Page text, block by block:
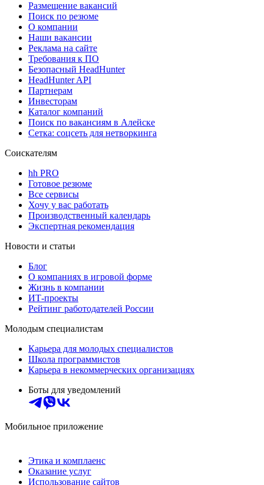
Размещение вакансий
Поиск по резюме
О компании
Наши вакансии
Реклама на сайте
Требования к ПО
Безопасный HeadHunter
HeadHunter API
Партнерам
Инвесторам
Каталог компаний
Поиск по вакансиям в Алейске
Сетка: соцсеть для нетворкинга
Соискателям
hh PRO
Готовое резюме
Все сервисы
Хочу у вас работать
Производственный календарь
Экспертная рекомендация
Новости и статьи
Блог
О компаниях в игровой форме
Жизнь в компании
ИТ-проекты
Рейтинг работодателей России
Молодым специалистам
Карьера для молодых специалистов
Школа программистов
Карьера в некоммерческих организациях
Боты для уведомлений
Мобильное приложение
Этика и комплаенс
Оказание услуг
Использование сайтов